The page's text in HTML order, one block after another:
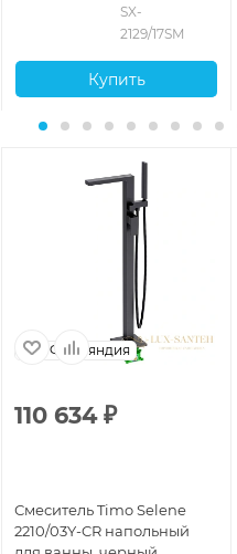
SX-
2129/17SM
Купить
Финляндия
110 634₽
Смеситель Timo Selene
2210/03Y-CR напольный